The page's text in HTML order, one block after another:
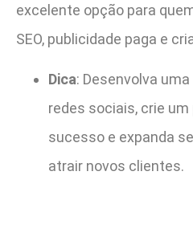
excelente opção para
SEO, publicidade paga e
Dica: Desenvolva
redes sociais, crie
sucesso e expanda
atrair novos clientes.